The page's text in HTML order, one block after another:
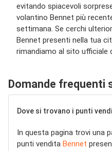
evitando spiacevoli
volantino Bennet più
settimana. Se cerchi
Bennet presenti nella tua
rimandiamo al sito ufficiale
Domande frequenti
Dove si trovano i punti
In questa pagina trovi una
punti vendita Bennet